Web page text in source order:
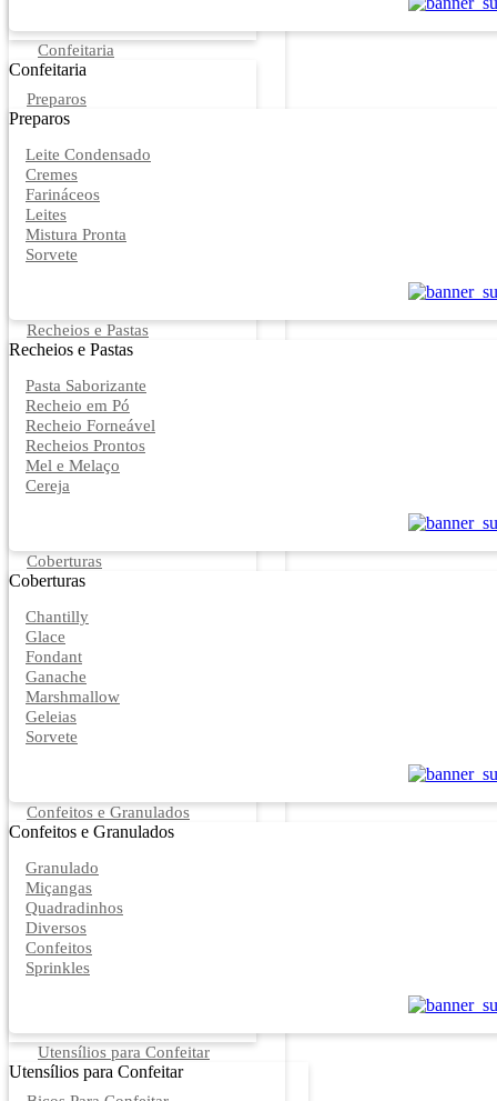
Confeitaria
Confeitaria
Preparos
Preparos
Leite Condensado
Cremes
Farináceos
Leites
Mistura Pronta
Sorvete
Recheios e Pastas
Recheios e Pastas
Pasta Saborizante
Recheio em Pó
Recheio Forneável
Recheios Prontos
Mel e Melaço
Cereja
Coberturas
Coberturas
Chantilly
Glace
Fondant
Ganache
Marshmallow
Geleias
Sorvete
Confeitos e Granulados
Confeitos e Granulados
Granulado
Miçangas
Quadradinhos
Diversos
Confeitos
Sprinkles
Utensílios para Confeitar
Utensílios para Confeitar